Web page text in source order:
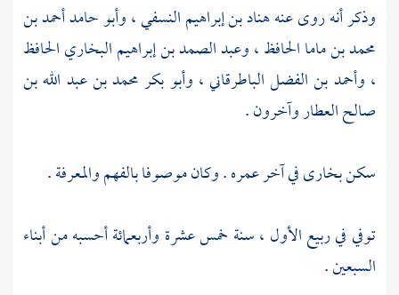
وذكر أنه روى عنههناد بن إبراهيم النسفي،وأبو حامد أحمد بن
محمد بن ماما الحافظ،وعبد الصمد بن إبراهيم البخاري الحافظ
، وأحمد بن الفضل الباطرقاني، وأبو بكر محمد بن عبد الله بن
صالح العطاروآخرون .
سكنبخارىفي آخر عمره . وكان موصوفا بالفهم والمعرفة .
توفي في ربيع الأول ، سنة خمس عشرة وأربعمائة أحسبه من أبناء
السبعين .